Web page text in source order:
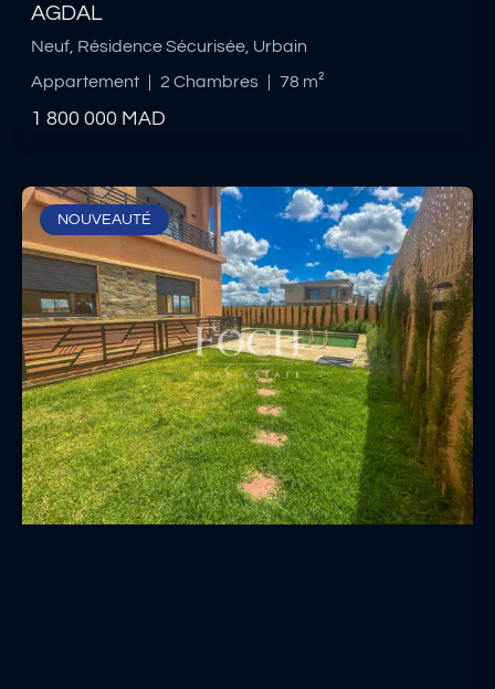
AGDAL
Neuf, Résidence Sécurisée, Urbain
Appartement
2 Chambres 78 m²
1 800 000 MAD
NOUVEAUTÉ